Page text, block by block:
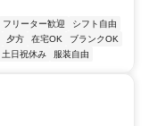
フリーター歓迎
シフト自由
夕方 在宅OK
ブランクOK
土日祝休み 服装自由